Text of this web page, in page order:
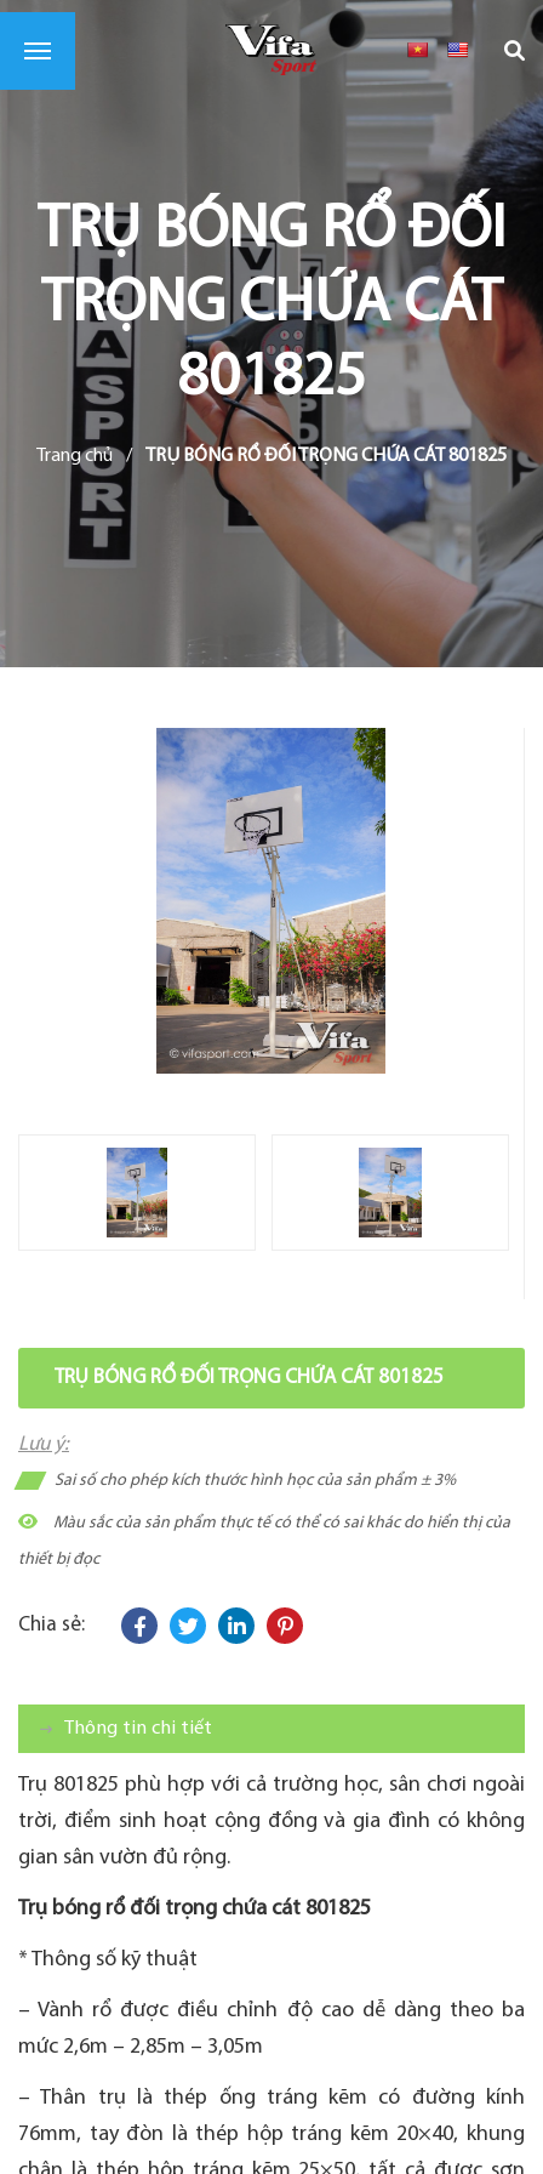
TRỤ BÓNG RỔ ĐỐI
TRỌNG CHỨA CÁT
801825
Trang chủ / TRỤ BÓNG RỔ ĐỐI TRỌNG CHỨA CÁT 801825
TRỤ BÓNG RỔ ĐỐI TRỌNG CHỨA CÁT 801825
Lưu ý:
Sai số cho phép kích thước hình học của sản phẩm ± 3%
Màu sắc của sản phẩm thực tế có thể có sai khác do hiển thị của
thiết bị đọc
Chia sẻ:
Thông tin chi tiết
Trụ 801825 phù hợp với cả trường học, sân chơi ngoài
trời, điểm sinh hoạt cộng đồng và gia đình có không
gian sân vườn đủ rộng.
Trụ bóng rổ đối trọng chứa cát 801825
* Thông số kỹ thuật
– Vành rổ được điều chỉnh độ cao dễ dàng theo ba
mức 2,6m – 2,85m – 3,05m
– Thân trụ là thép ống tráng kẽm có đường kính
76mm, tay đòn là thép hộp tráng kẽm 20×40, khung